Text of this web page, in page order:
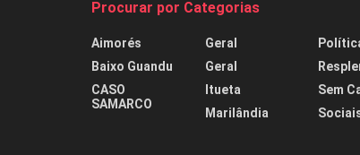
Procurar por Categorias
Aimorés
Baixo Guandu
CASO
SAMARCO
Geral
Geral
Itueta
Marilândia
Sem